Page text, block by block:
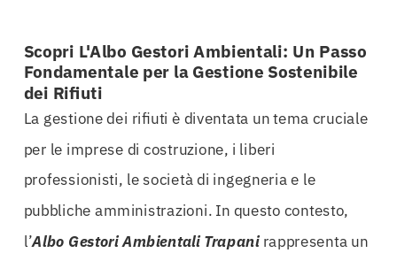
Scopri L'Albo Gestori Ambientali: Un Passo
Fondamentale per la Gestione Sostenibile
dei Rifiuti
La gestione dei rifiuti è diventata un tema cruciale
per le imprese di costruzione, i liberi
professionisti, le società di ingegneria e le
pubbliche amministrazioni. In questo contesto,
l’Albo Gestori Ambientali Trapanirappresenta un